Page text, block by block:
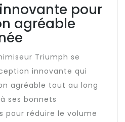
pour
agréable
Triumph se
innovante qui
agréable tout au long
ses bonnets
pour réduire le volume